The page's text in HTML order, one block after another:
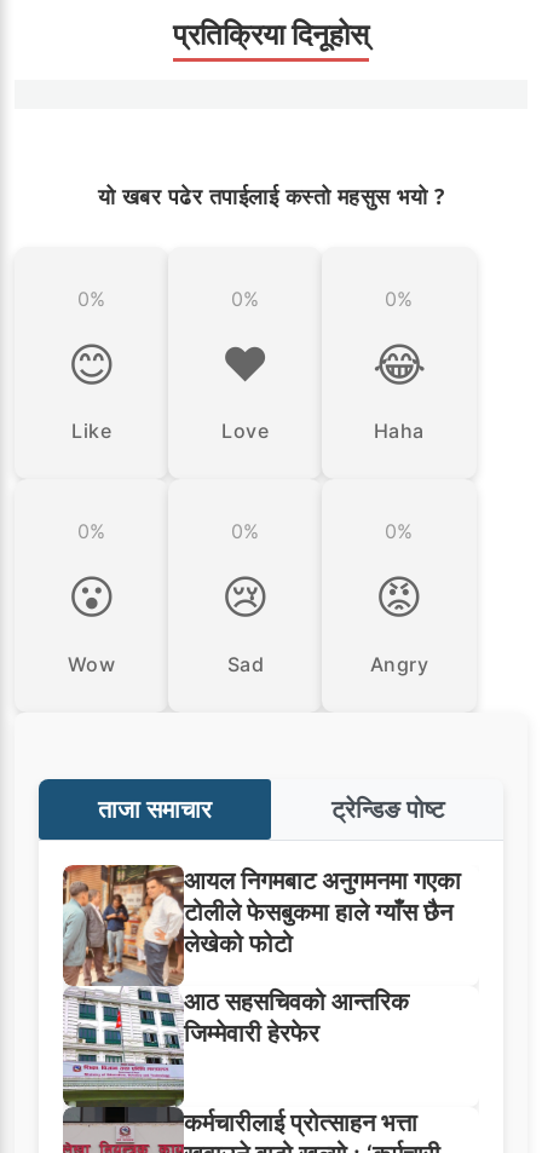
प्रतिक्रिया दिनूहोस्
यो खबर पढेर तपाईलाई कस्तो महसुस भयो ?
0%
😊
Like
0%
❤️
Love
0%
😂
Haha
0%
😮
Wow
0%
😢
Sad
0%
😡
Angry
ताजा समाचार ट्रेन्डिङ पोष्ट
आयल निगमबाट अनुगमनमा गएका
टोलीले फेसबुकमा हाले ग्याँस छैन
लेखेको फोटो
आठ सहसचिवको आन्तरिक
जिम्मेवारी हेरफेर
कर्मचारीलाई प्रोत्साहन भत्ता